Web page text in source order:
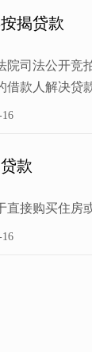
揭贷款
院司法公开竞
借款人解决贷
款
直接购买住房